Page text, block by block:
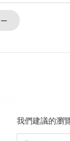
事でした！
我們建議的瀏